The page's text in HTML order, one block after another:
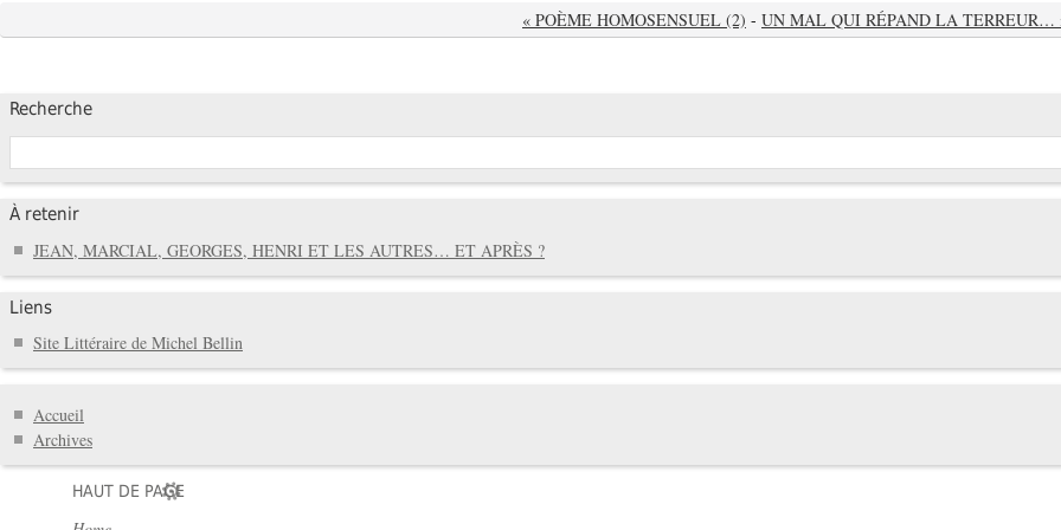
« POÈME HOMOSENSUEL (2) - UN MAL QUI RÉPAND LA TERREUR…
Recherche
À retenir
JEAN, MARCIAL, GEORGES, HENRI ET LES AUTRES… ET APRÈS ?
Liens
Site Littéraire de Michel Bellin
Accueil
Archives
HAUT DE PAGE